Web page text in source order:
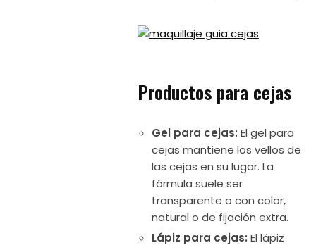
Productos para cejas
Gel para cejas: El gel para
cejas mantiene los vellos de
las cejas en su lugar. La
fórmula suele ser
transparente o con color,
natural o de fijación extra.
Lápiz para cejas: El lápiz